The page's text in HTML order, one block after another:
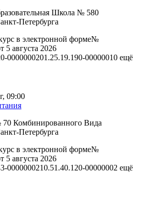
Школа № 580
Петербурга
в электронной форме№
5 августа 2026
0000000201.25.19.190-00000010 ещё
09:00
Комбинированного Вида
Петербурга
в электронной форме№
5 августа 2026
0000000210.51.40.120-00000002 ещё